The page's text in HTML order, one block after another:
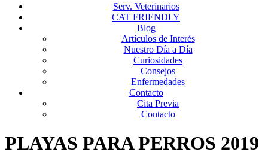
Serv. Veterinarios
CAT FRIENDLY
Blog
Artículos de Interés
Nuestro Día a Día
Curiosidades
Consejos
Enfermedades
Contacto
Cita Previa
Contacto
PLAYAS PARA PERROS 2019